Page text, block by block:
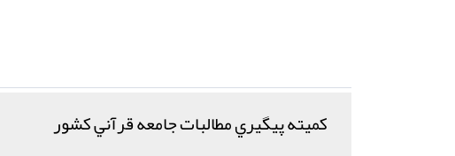
کميته پيگيري مطالبات جامعه قرآني کشور